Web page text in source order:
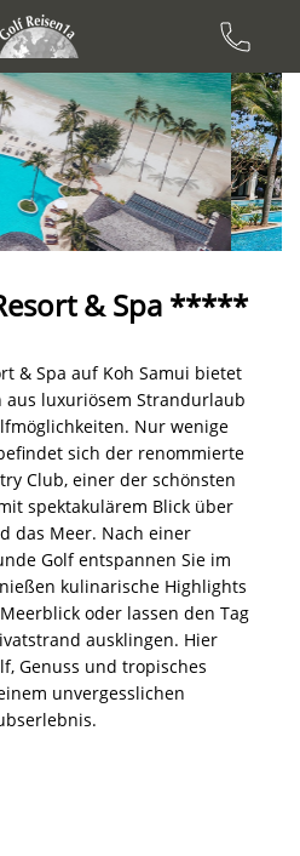
Next
& Spa *****
& Spa auf Koh Samui bietet
luxuriösem Strandurlaub
Nur wenige
sich der renommierte
Club, einer der schönsten
spektakulärem Blick über
das Meer. Nach einer
Golf entspannen Sie im
kulinarische Highlights
oder lassen den Tag
ausklingen. Hier
Genuss und tropisches
unvergesslichen